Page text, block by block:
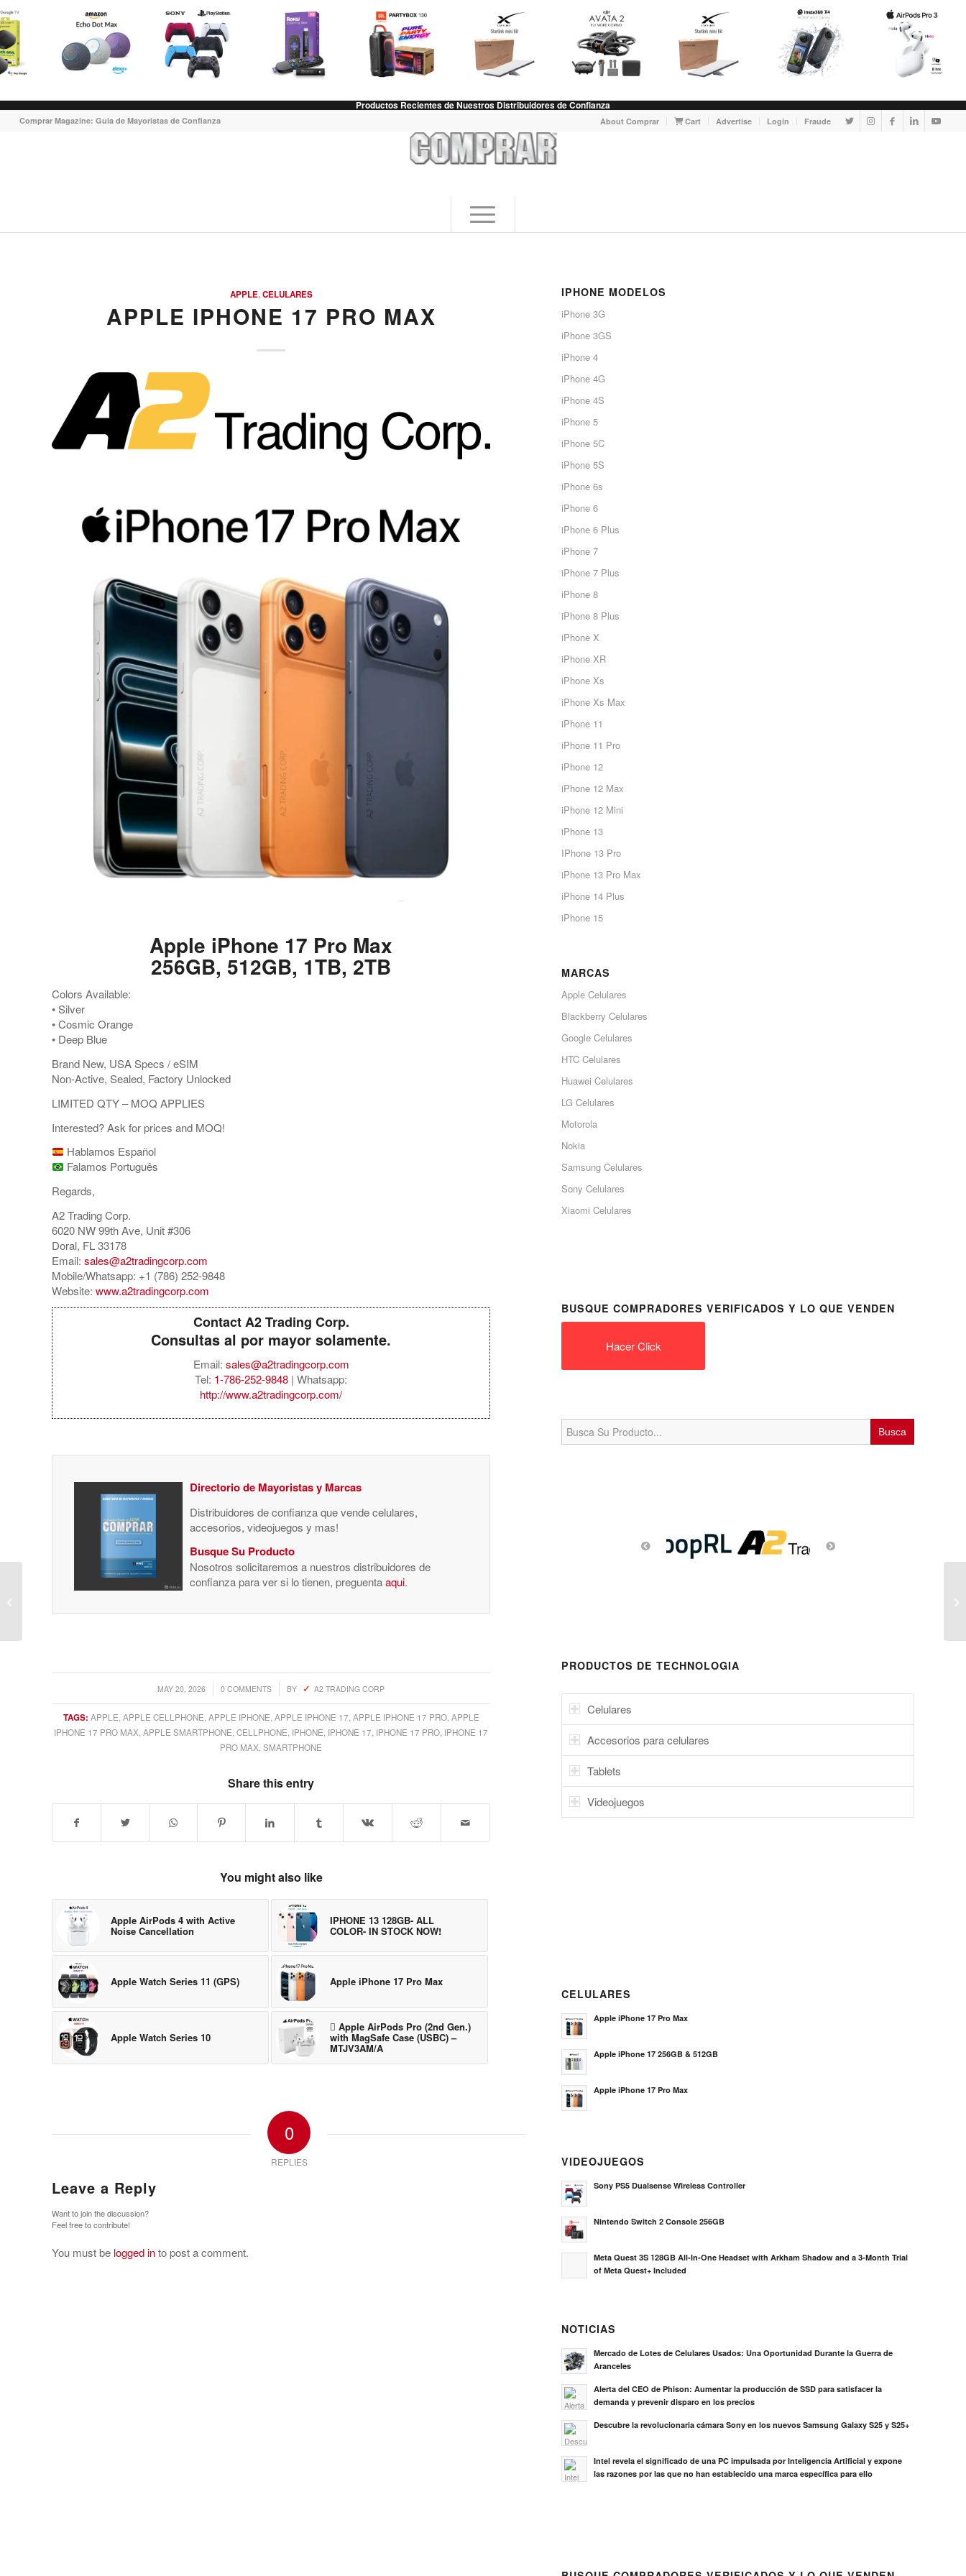
Productos Recientes de Nuestros Distribuidores de Confianza
About Comprar Cart Advertise Login Fraude
Comprar Magazine: Guia de Mayoristas de Confianza
APPLE,CELULARES
APPLE IPHONE 17 PRO MAX
Apple iPhone 17 Pro Max
256GB, 512GB, 1TB, 2TB
Colors Available:
•⁠ ⁠Silver
•⁠ ⁠Cosmic Orange
•⁠ ⁠Deep Blue
Brand New, USA Specs / eSIM
Non-Active, Sealed, Factory Unlocked
LIMITED QTY – MOQ APPLIES
Interested? Ask for prices and MOQ!
Hablamos Español
Falamos Português
Regards,
A2 Trading Corp.
6020 NW 99th Ave, Unit #306
Doral, FL 33178
Email: sales@a2tradingcorp.com
Mobile/Whatsapp: +1 (786) 252-9848
Website: www.a2tradingcorp.com
Contact A2 Trading Corp.
Consultas al por mayor solamente.
Email: sales@a2tradingcorp.com
Tel: 1-786-252-9848 | Whatsapp:
http://www.a2tradingcorp.com/
Directorio de Mayoristas y Marcas
Distribuidores de confianza que vende celulares,
accesorios, videojuegos y mas!
Busque Su Producto
Nosotros solicitaremos a nuestros distribuidores de
confianza para ver si lo tienen, preguentaaqui.
MAY 20, 2026
/ 0 COMMENTS
/ BY A2 TRADING CORP
TAGS: APPLE,APPLE CELLPHONE,APPLE IPHONE,APPLE IPHONE 17,APPLE IPHONE 17 PRO,APPLE
IPHONE 17 PRO MAX,APPLE SMARTPHONE,CELLPHONE, IPHONE, IPHONE 17, IPHONE 17 PRO, IPHONE 17
PRO MAX,SMARTPHONE
Share this entry
You might also like
Apple AirPods 4 with Active
Noise Cancellation
IPHONE 13 128GB- ALL
COLOR- IN STOCK NOW!
Apple Watch Series 11 (GPS) Apple iPhone 17 Pro Max
Apple Watch Series 10
 Apple AirPods Pro (2nd Gen.)
with MagSafe Case (USBC) –
MTJV3AM/A
0
REPLIES
Leave a Reply
Want to join the discussion?
Feel free to contribute!
You must be logged into post a comment.
IPHONE MODELOS
iPhone 3G
iPhone 3GS
iPhone 4
iPhone 4G
iPhone 4S
iPhone 5
iPhone 5C
iPhone 5S
iPhone 6s
iPhone 6
iPhone 6 Plus
iPhone 7
iPhone 7 Plus
iPhone 8
iPhone 8 Plus
iPhone X
iPhone XR
iPhone Xs
iPhone Xs Max
iPhone 11
iPhone 11 Pro
iPhone 12
iPhone 12 Max
iPhone 12 Mini
iPhone 13
IPhone 13 Pro
iPhone 13 Pro Max
iPhone 14 Plus
iPhone 15
MARCAS
Apple Celulares
Blackberry Celulares
Google Celulares
HTC Celulares
Huawei Celulares
LG Celulares
Motorola
Nokia
Samsung Celulares
Sony Celulares
Xiaomi Celulares
BUSQUE COMPRADORES VERIFICADOS Y LO QUE VENDEN
Hacer Click
Search
for:
PRODUCTOS DE TECHNOLOGIA
Celulares
Accesorios para celulares
Tablets
Videojuegos
CELULARES
Apple iPhone 17 Pro Max
Apple iPhone 17 256GB & 512GB
Apple iPhone 17 Pro Max
VIDEOJUEGOS
Sony PS5 Dualsense Wireless Controller
Nintendo Switch 2 Console 256GB
Meta Quest 3S 128GB All-In-One Headset with Arkham Shadow and a 3-Month Trial
of Meta Quest+ Included
NOTICIAS
Mercado de Lotes de Celulares Usados: Una Oportunidad Durante la Guerra de
Aranceles
Alerta del CEO de Phison: Aumentar la producción de SSD para satisfacer la
demanda y prevenir disparo en los precios
Descubre la revolucionaria cámara Sony en los nuevos Samsung Galaxy S25 y S25+
Intel revela el significado de una PC impulsada por Inteligencia Artificial y expone
las razones por las que no han establecido una marca específica para ello
Amazon Echo Show 5
(3rd Gen.) Smart
Display with Alexa –